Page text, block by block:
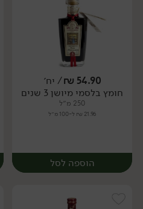
יח׳
54.90
₪/ יח׳
חומץ בלסמי מיושן 3 שנים
250 מ״ל
21.96 ₪ ל-100 מ״ל
הוספה לסל